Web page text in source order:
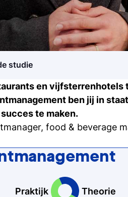
studie
Studiegids
Ontvang meer informatie
opleidingen
Meelopen/Proefstuderen
Ontdek hoe het is om
Weet je het al? Schrijf je
en
ben jij in
te maken.
food & beverage
Praktijk
Theorie